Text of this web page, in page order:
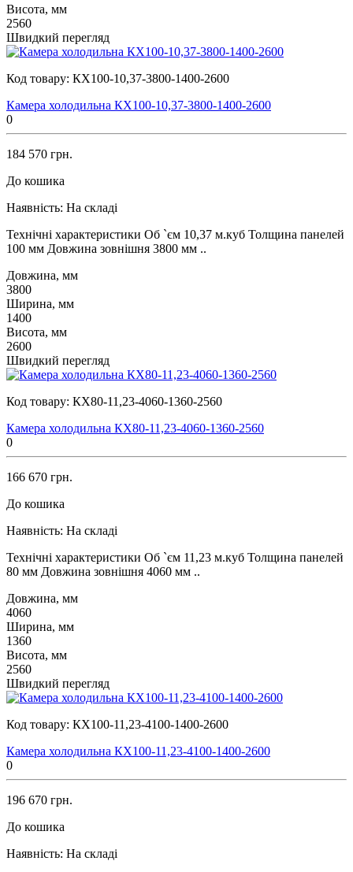
Висота, мм
2560
Швидкий перегляд
Код товару: КХ100-10,37-3800-1400-2600
Камера холодильна КХ100-10,37-3800-1400-2600
0
184 570 грн.
До кошика
Наявність: На складі
Технічні характеристики Об `єм 10,37 м.куб Толщина панелей
100 мм Довжина зовнішня 3800 мм ..
Довжина, мм
3800
Ширина, мм
1400
Висота, мм
2600
Швидкий перегляд
Код товару: КХ80-11,23-4060-1360-2560
Камера холодильна КХ80-11,23-4060-1360-2560
0
166 670 грн.
До кошика
Наявність: На складі
Технічні характеристики Об `єм 11,23 м.куб Толщина панелей
80 мм Довжина зовнішня 4060 мм ..
Довжина, мм
4060
Ширина, мм
1360
Висота, мм
2560
Швидкий перегляд
Код товару: КХ100-11,23-4100-1400-2600
Камера холодильна КХ100-11,23-4100-1400-2600
0
196 670 грн.
До кошика
Наявність: На складі